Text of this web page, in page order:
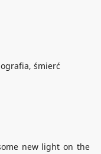
śmierć
new light on the